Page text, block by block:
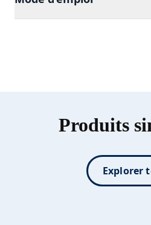
Produits
Explorer